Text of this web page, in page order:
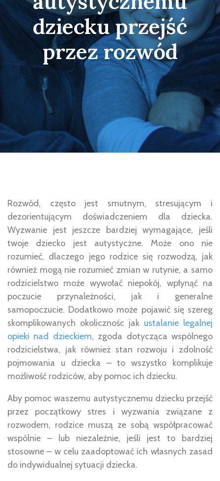
dziecku przejść
przez rozwód
Rozwód, często jest smutnym, stresującym i
dezorientującym doświadczeniem dla dziecka.
Wyzwanie jest jeszcze bardziej wymagające, jeśli
twoje dziecko jest autystyczne. Może ono nie
rozumieć, dlaczego jego rodzice się rozwodzą, jak
również mogą nie rozumieć zmian w rutynie, a samo
rodzicielstwo może wywołać niepokój, wpłynąć na
poczucie przynależności, jak i generalne
samopoczucie. Dodatkowo może pojawić się szereg
skomplikowanych okolicznośc jak ustalanie legalnej
opieki nad dzieckiem, zgoda dotycząca wspólnego
rodzicielstwa, jak również stan rozwoju i zdolność
pojmowania u dziecka – to wszystko komplikuje
możliwość rodziców, aby pomoc ich dziecku.
Aby pomoc waszemu autystycznemu dziecku przejść
przez początkowy stres i wyzwania związane z
rozwodem, rodzice muszą ze sobą współpracować
wspólnie – lub niezależnie, jeśli jest to bardziej
stosowne – w celu zaadoptować ich własnych zasad
do indywidualnej sytuacji dziecka.